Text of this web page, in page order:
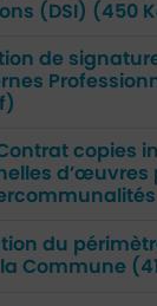
(DSI) (450
de
copies
d’œuvres
du
Commune